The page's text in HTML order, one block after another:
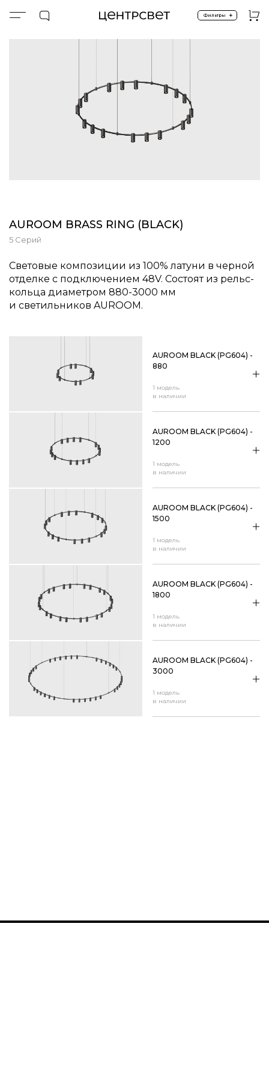
Фильтры +
AUROOM BRASS RING (BLACK)
5 Серий
Световые композиции из 100% латуни в черной
отделке с подключением 48V. Состоят из рельс-
кольца диаметром 880-3000 мм
и светильников AUROOM.
1 модель
в наличии
AUROOM BLACK (PG604) -
880
1 модель
в наличии
AUROOM BLACK (PG604) -
1200
1 модель
в наличии
AUROOM BLACK (PG604) -
1500
1 модель
в наличии
AUROOM BLACK (PG604) -
1800
1 модель
в наличии
AUROOM BLACK (PG604) -
3000